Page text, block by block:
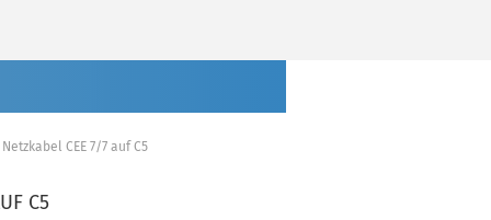
Netzkabel CEE 7/7 auf C5
C5